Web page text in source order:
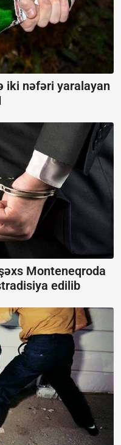
iki nəfəri yaralayan
Monteneqroda
edilib